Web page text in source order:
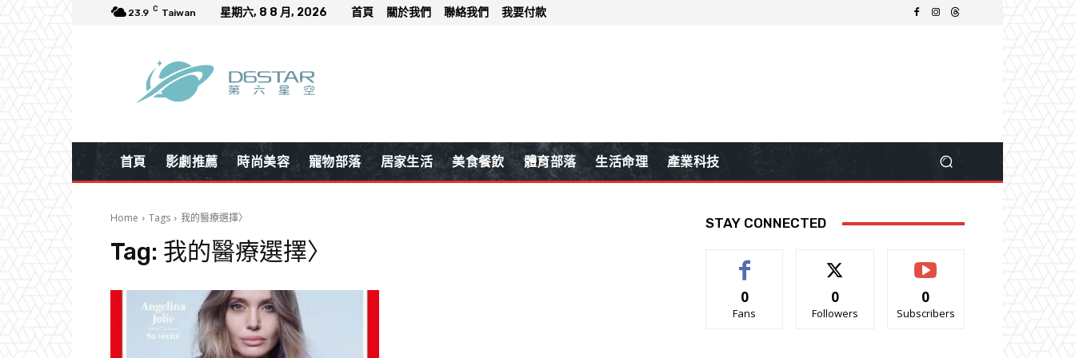
23.9 C Taiwan 星期六, 8 8 月, 2026 首頁 關於我們 聯絡我們 我要付款
首頁 影劇推薦 時尚美容 寵物部落 居家生活 美食餐飲 體育部落 生活命理 產業科技
Home Tags 我的醫療選擇〉
Tag: 我的醫療選擇〉
STAY CONNECTED
0
Fans
0
Followers
0
Subscribers